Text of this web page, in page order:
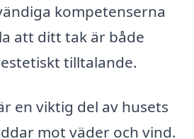
kompetenserna
att ditt tak är både
tilltalande.
en viktig del av husets
mot väder och vind.